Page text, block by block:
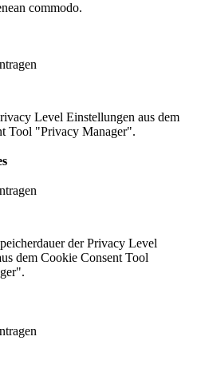
commodo.
Level Einstellungen aus dem
Tool "Privacy Manager".
der Privacy Level
dem Cookie Consent Tool